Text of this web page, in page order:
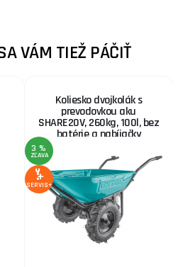
VÁM TIEŽ PÁČIŤ
Koliesko dvojkolák s
prevodovkou aku
SHARE20V, 260kg, 100l, bez
batérie a nabíjačky
3 %
ZĽAVA
SERVIS+